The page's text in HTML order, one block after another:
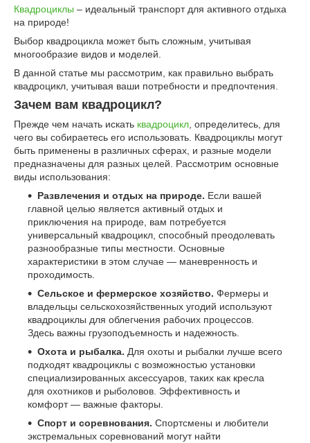
Квадроциклы – идеальный транспорт для активного отдыха
на природе!
Выбор квадроцикла может быть сложным, учитывая
многообразие видов и моделей.
В данной статье мы рассмотрим, как правильно выбрать
квадроцикл, учитывая ваши потребности и предпочтения.
Зачем вам квадроцикл?
Прежде чем начать искать квадроцикл , определитесь, для
чего вы собираетесь его использовать. Квадроциклы могут
быть применены в различных сферах, и разные модели
предназначены для разных целей. Рассмотрим основные
виды использования:
Развлечения и отдых на природе. Если вашей
главной целью является активный отдых и
приключения на природе, вам потребуется
универсальный квадроцикл, способный преодолевать
разнообразные типы местности. Основные
характеристики в этом случае — маневренность и
проходимость.
Сельское и фермерское хозяйство. Фермеры и
владельцы сельскохозяйственных угодий используют
квадроциклы для облегчения рабочих процессов.
Здесь важны грузоподъемность и надежность.
Охота и рыбалка. Для охоты и рыбалки лучше всего
подходят квадроциклы с возможностью установки
специализированных аксессуаров, таких как кресла
для охотников и рыболовов. Эффективность и
комфорт — важные факторы.
Спорт и соревнования. Спортсмены и любители
экстремальных соревнований могут найти